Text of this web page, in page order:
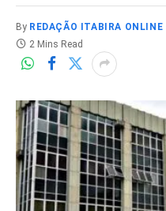
By REDAÇÃO ITABIRA ONLINE
2 Mins Read